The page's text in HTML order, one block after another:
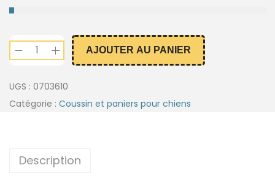
AJOUTER AU PANIER
UGS : 0703610
Catégorie : Coussin et paniers pour chiens
Description